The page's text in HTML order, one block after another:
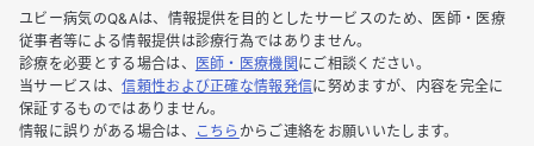
ユビー病気のQ&Aは、情報提供を目的としたサービスのため、医師・医療
従事者等による情報提供は診療行為ではありません。
診療を必要とする場合は、
医師・医療機関 にご相談ください。
当サービスは、信頼性および正確な情報発信に努めますが、内容を完全に
保証するものではありません。
情報に誤りがある場合は、
こちら からご連絡をお願いいたします。